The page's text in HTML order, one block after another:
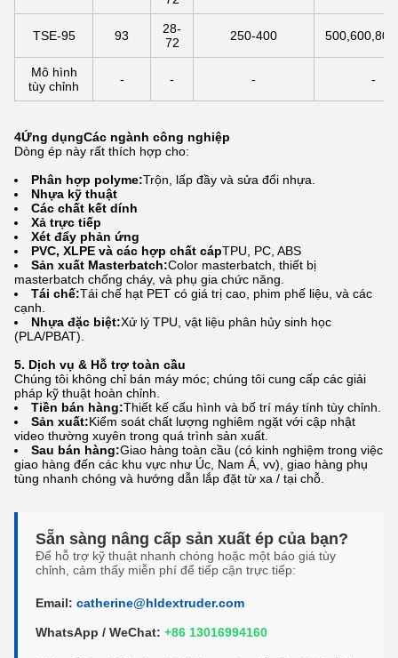
TSE-95 93
28-
72
250-400
Mô hình
tùy chỉnh
- - - -
4Ứng dụngCác ngành công nghiệp
Dòng ép này rất thích hợp cho:
Phân hợp polyme:Trộn, lấp đầy và sửa đổi nhựa.
Nhựa kỹ thuật
Các chất kết dính
Xả trực tiếp
Xét đẩy phản ứng
PVC, XLPE và các hợp chất cápTPU, PC, ABS
Sản xuất Masterbatch:Color masterbatch, thiết bị
masterbatch chống cháy, và phụ gia chức năng.
Tái chế:Tái chế hạt PET có giá trị cao, phim phế liệu, và các
cạnh.
Nhựa đặc biệt:Xử lý TPU, vật liệu phân hủy sinh học
(PLA/PBAT).
5. Dịch vụ & Hỗ trợ toàn cầu
Chúng tôi không chỉ bán máy móc; chúng tôi cung cấp các giải
pháp kỹ thuật hoàn chỉnh.
Tiền bán hàng:Thiết kế cấu hình và bố trí máy tính tùy chỉnh.
Sản xuất:Kiểm soát chất lượng nghiêm ngặt với cập nhật
video thường xuyên trong quá trình sản xuất.
Sau bán hàng:Giao hàng toàn cầu (có kinh nghiệm trong việc
giao hàng đến các khu vực như Úc, Nam Á, vv), giao hàng phụ
tùng nhanh chóng và hướng dẫn lắp đặt từ xa / tại chỗ.
Sẵn sàng nâng cấp sản xuất ép của bạn?
Để hỗ trợ kỹ thuật nhanh chóng hoặc một báo giá tùy
chỉnh, cảm thấy miễn phí để tiếp cận trực tiếp:
Email: catherine@hldextruder.com
WhatsApp / WeChat: +86 13016994160